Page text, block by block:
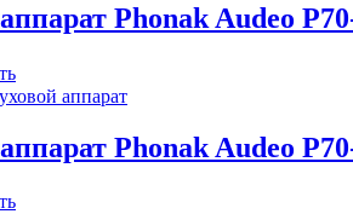
Phonak Audeo
Phonak Audeo